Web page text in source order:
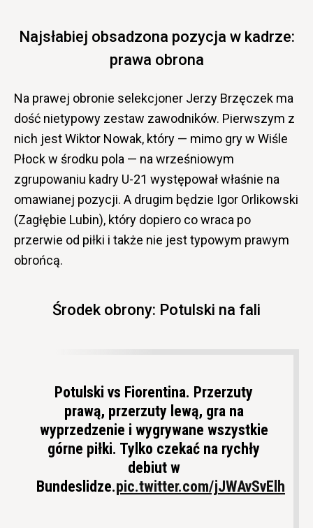
Najsłabiej obsadzona pozycja w kadrze:
prawa obrona
Na prawej obronie selekcjoner Jerzy Brzęczek ma
dość nietypowy zestaw zawodników. Pierwszym z
nich jest Wiktor Nowak, który — mimo gry w Wiśle
Płock w środku pola — na wrześniowym
zgrupowaniu kadry U-21 występował właśnie na
omawianej pozycji. A drugim będzie Igor Orlikowski
(Zagłębie Lubin), który dopiero co wraca po
przerwie od piłki i także nie jest typowym prawym
obrońcą.
Środek obrony: Potulski na fali
Potulski vs Fiorentina. Przerzuty
prawą, przerzuty lewą, gra na
wyprzedzenie i wygrywane wszystkie
górne piłki. Tylko czekać na rychły
debiut w
Bundeslidze.pic.twitter.com/jJWAvSvElh